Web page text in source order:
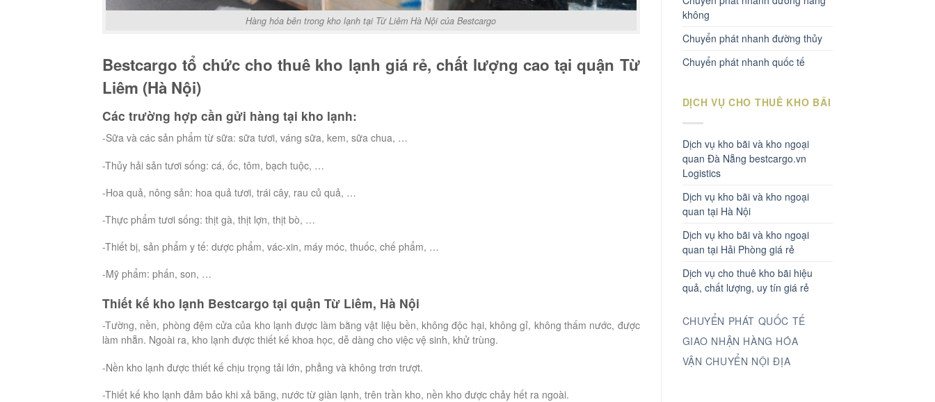
Hàng hóa bên trong kho lạnh tại Từ Liêm Hà Nội của Bestcargo
Bestcargo tổ chức cho thuê kho lạnh giá rẻ, chất lượng cao tại quận Từ
Liêm (Hà Nội)
Các trường hợp cần gửi hàng tại kho lạnh:
-Sữa và các sản phẩm từ sữa: sữa tươi, váng sữa, kem, sữa chua, …
-Thủy hải sản tươi sống: cá, ốc, tôm, bạch tuộc, …
-Hoa quả, nông sản: hoa quả tươi, trái cây, rau củ quả, …
-Thực phẩm tươi sống: thịt gà, thịt lợn, thịt bò, …
-Thiết bị, sản phẩm y tế: dược phẩm, vác-xin, máy móc, thuốc, chế phẩm, …
-Mỹ phẩm: phấn, son, …
Thiết kế kho lạnh Bestcargo tại quận Từ Liêm, Hà Nội
-Tường, nền, phòng đệm cửa của kho lạnh được làm bằng vật liệu bền, không độc hại, không gỉ, không thấm nước, được
làm nhẵn. Ngoài ra, kho lạnh được thiết kế khoa học, dễ dàng cho việc vệ sinh, khử trùng.
-Nền kho lạnh được thiết kế chịu trọng tải lớn, phẳng và không trơn trượt.
-Thiết kế kho lạnh đảm bảo khi xả băng, nước từ giàn lạnh, trên trần kho, nền kho được chảy hết ra ngoài.
không
Chuyển phát nhanh đường thủy
Chuyển phát nhanh quốc tế
DỊCH VỤ CHO THUÊ KHO BÃI
Dịch vụ kho bãi và kho ngoại
quan Đà Nẵng bestcargo.vn
Logistics
Dịch vụ kho bãi và kho ngoại
quan tại Hà Nội
Dịch vụ kho bãi và kho ngoại
quan tại Hải Phòng giá rẻ
Dịch vụ cho thuê kho bãi hiệu
quả, chất lượng, uy tín giá rẻ
CHUYỂN PHÁT QUỐC TẾ
GIAO NHẬN HÀNG HÓA
VẬN CHUYỂN NỘI ĐỊA